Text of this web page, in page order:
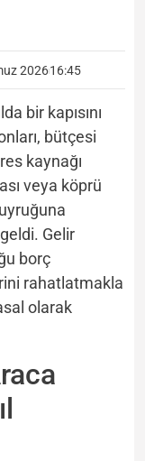
202616:45
bir kapısını
bütçesi
kaynağı
veya köprü
Gelir
borç
rahatlatmakla
olarak